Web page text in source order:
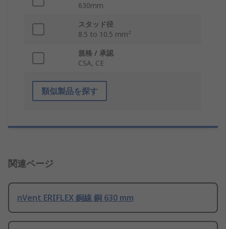
630mm
スタッド径
8.5 to 10.5 mm²
規格 / 承認
CSA, CE
類似製品を探す
関連ページ
nVent ERIFLEX 銅線 銅 630 mm